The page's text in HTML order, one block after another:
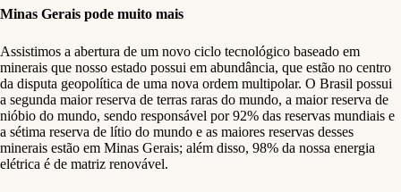
Minas Gerais pode muito mais
Assistimos a abertura de um novo ciclo tecnológico baseado em
minerais que nosso estado possui em abundância, que estão no centro
da disputa geopolítica de uma nova ordem multipolar. O Brasil possui
a segunda maior reserva de terras raras do mundo, a maior reserva de
nióbio do mundo, sendo responsável por 92% das reservas mundiais e
a sétima reserva de lítio do mundo e as maiores reservas desses
minerais estão em Minas Gerais; além disso, 98% da nossa energia
elétrica é de matriz renovável.